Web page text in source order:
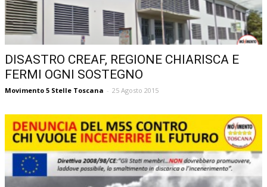
DISASTRO CREAF, REGIONE CHIARISCA E
FERMI OGNI SOSTEGNO
Movimento 5 Stelle Toscana - 25 Agosto 2015